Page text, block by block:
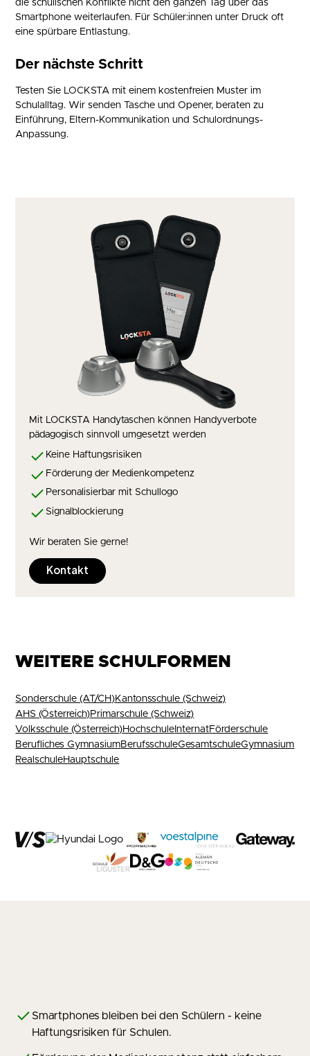
die schulischen Konflikte nicht den ganzen Tag über das
Smartphone weiterlaufen. Für Schüler:innen unter Druck oft
eine spürbare Entlastung.
Der nächste Schritt
Testen Sie LOCKSTA mit einem kostenfreien Muster im
Schulalltag. Wir senden Tasche und Opener, beraten zu
Einführung, Eltern-Kommunikation und Schulordnungs-
Anpassung.
Mit LOCKSTA Handytaschen können Handyverbote
pädagogisch sinnvoll umgesetzt werden
Keine Haftungsrisiken
Förderung der Medienkompetenz
Personalisierbar mit Schullogo
Signalblockierung
Wir beraten Sie gerne!
Kontakt
WEITERE SCHULFORMEN
Sonderschule (AT/CH)Kantonsschule (Schweiz)
AHS (Österreich)Primarschule (Schweiz)
Volksschule (Österreich)Hochschule InternatFörderschule
Berufliches GymnasiumBerufsschuleGesamtschuleGymnasium
RealschuleHauptschule
Smartphones bleiben bei den Schülern - keine
Haftungsrisiken für Schulen.